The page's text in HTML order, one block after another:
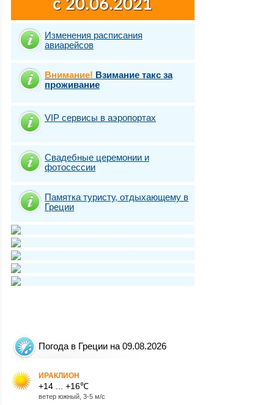
Изменения расписания
авиарейсов
Внимание! Взимание такс за
проживание
VIP сервисы в аэропортах
Свадебные церемонии и
фотосесcии
Памятка туристу, отдыхающему в
Греции
Погода в Греции на 09.08.2026
ИРАКЛИОН
+14 ... +16℃
ветер южный, 3-5 м/с